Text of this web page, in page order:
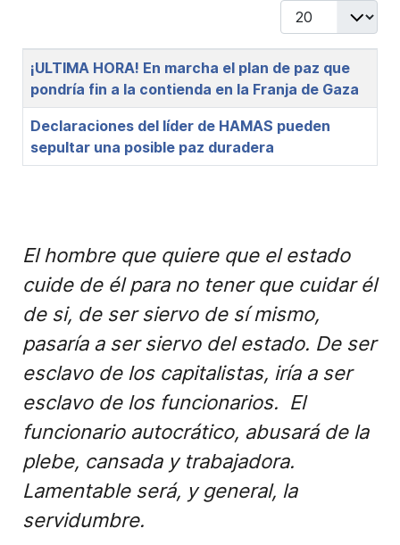
Display #
Title
¡ULTIMA HORA! En marcha el plan de paz que
pondría fin a la contienda en la Franja de Gaza
Declaraciones del líder de HAMAS pueden
sepultar una posible paz duradera
El hombre que quiere que el estado
cuide de él para no tener que cuidar él
de si, de ser siervo de sí mismo,
pasaría a ser siervo del estado. De ser
esclavo de los capitalistas, iría a ser
esclavo de los funcionarios. El
funcionario autocrático, abusará de la
plebe, cansada y trabajadora.
Lamentable será, y general, la
servidumbre.